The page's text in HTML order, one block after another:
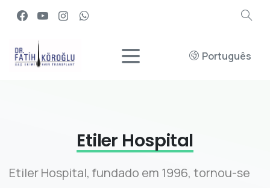
Português
Etiler Hospital
Etiler Hospital, fundado em 1996, tornou-se